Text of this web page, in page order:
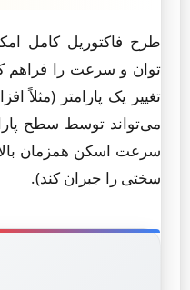
طرح فاکتوریل کامل
توان و سرعت را فراهم
تغییر یک پارامتر
می‌تواند توسط سطح
سرعت اسکن همزمان
سختی را جبران کند).